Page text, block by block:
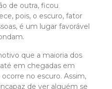
de outra, ficou
pois, o escuro, fator
é um lugar favorável
que a maioria dos
em chegadas em
no escuro. Assim,
de ver alguém se